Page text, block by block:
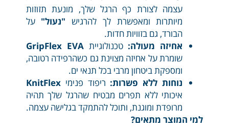
עצמה לצורת כף הרגל שלך, מונעת תזוזות
מיותרות ומאפשרת לך להרגיש "נעול" על
הבורד, גם בזוויות חדות.
אחיזה מעולה: טכנולוגייתGripFlex EVA
שומרת על אחיזה מצוינת גם כשהרפידה רטובה,
ומספקת ביטחון מרבי בכל תנאי ים.
נוחות ללא פשרות: ריפוד פנימיKnitFlex
איכותי ללא תפרים מבטיח שהרגל שלך תהיה
מרופדת ומוגנת, ותוכל להתמקד בגלישה עצמה.
למי המוצר מתאים?